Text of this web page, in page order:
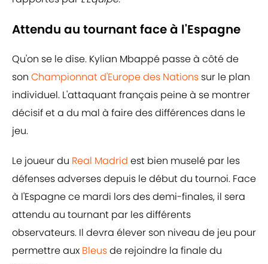
Attendu au tournant face à l'Espagne
Qu'on se le dise. Kylian Mbappé passe à côté de
son Championnat d'Europe des Nations sur le plan
individuel. L'attaquant français peine à se montrer
décisif et a du mal à faire des différences dans le
jeu.
Le joueur du Real Madrid est bien muselé par les
défenses adverses depuis le début du tournoi. Face
à l'Espagne ce mardi lors des demi-finales, il sera
attendu au tournant par les différents
observateurs. Il devra élever son niveau de jeu pour
permettre aux Bleusde rejoindre la finale du